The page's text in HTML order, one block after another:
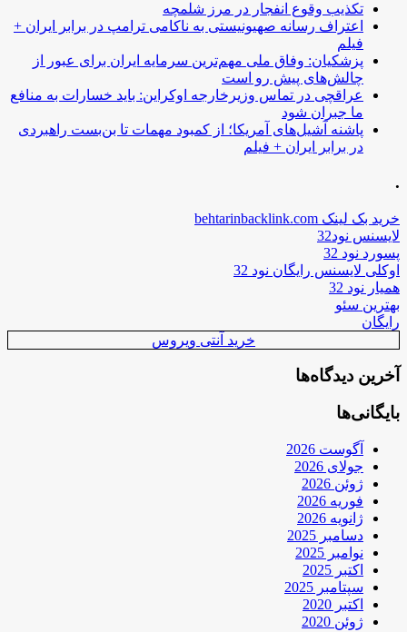
تکذیب وقوع انفجار در مرز شلمچه
اعتراف رسانه صهیونیستی به ناکامی ترامپ در برابر ایران +
فیلم
پزشکیان: وفاق ملی مهم‌ترین سرمایه ایران برای عبور از
چالش‌های پیش رو است
عراقچی در تماس وزیرخارجه اوکراین: باید خسارات به منافع
ما جبران شود
پاشنه آشیل‌های آمریکا؛ از کمبود مهمات تا بن‌بست راهبردی
در برابر ایران + فیلم
.
خرید بک لینک behtarinbacklink.com
لایسنس نود32
پسورد نود 32
اوکلی لایسنس رایگان نود 32
همیار نود 32
بهترین سئو
رایگان
خرید آنتی ویروس
آخرین دیدگاه‌ها
بایگانی‌ها
آگوست 2026
جولای 2026
ژوئن 2026
فوریه 2026
ژانویه 2026
دسامبر 2025
نوامبر 2025
اکتبر 2025
سپتامبر 2025
اکتبر 2020
ژوئن 2020